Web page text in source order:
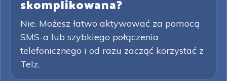
skomplikowana?
Nie. Możesz łatwo aktywować za pomocą
SMS-a lub szybkiego połączenia
telefonicznego i od razu zacząć korzystać z
Telz.